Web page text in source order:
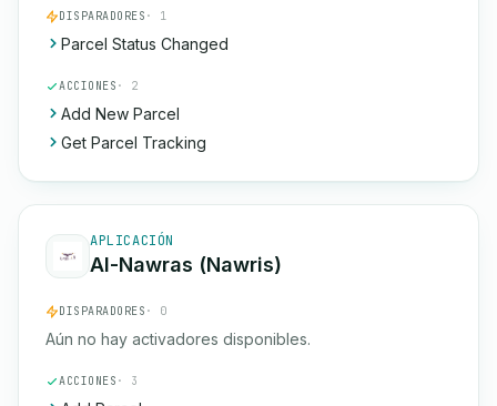
DISPARADORES · 1
Parcel Status Changed
ACCIONES · 2
Add New Parcel
Get Parcel Tracking
APLICACIÓN
Al-Nawras (Nawris)
DISPARADORES · 0
Aún no hay activadores disponibles.
ACCIONES · 3